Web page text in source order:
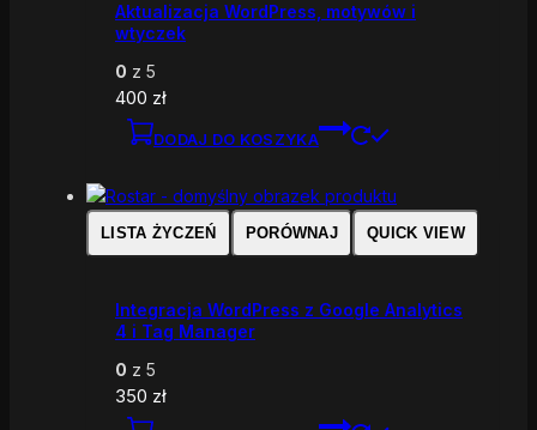
Aktualizacja WordPress, motywów i
wtyczek
0 z 5
400 zł
DODAJ DO KOSZYKA
LISTA ŻYCZEŃ PORÓWNAJ QUICK VIEW
Integracja WordPress z Google Analytics
4 i Tag Manager
0 z 5
350 zł